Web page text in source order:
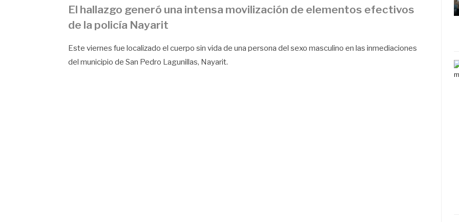
El hallazgo generó una intensa movilización de elementos efectivos
de la policía Nayarit
Este viernes fue localizado el cuerpo sin vida de una persona del sexo masculino en las inmediaciones
del municipio de San Pedro Lagunillas, Nayarit.